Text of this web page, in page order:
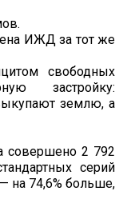
ИЖД за тот же
свободных
застройку:
землю, а
совершено 2 792
серий
на 74,6% больше,